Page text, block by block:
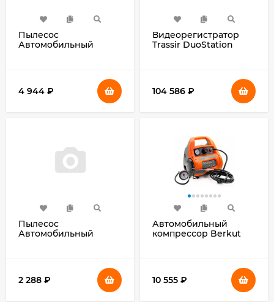
Пылесос
Автомобильный
4 944 ₽
Видеорегистратор
Trassir DuoStation
104 586 ₽
Пылесос
Автомобильный
2 288 ₽
Автомобильный
компрессор Berkut
10 555 ₽